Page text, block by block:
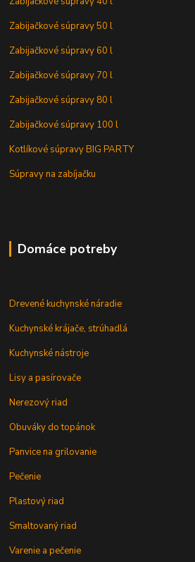
Zabijačkové súpravy 50 l
Zabijačkové súpravy 60 l
Zabijačkové súpravy 70 l
Zabijačkové súpravy 80 l
Zabijačkové súpravy 100 l
Kotlíkové súpravy BIG PARTY
Súpravy na zabíjačku
Domáce potreby
Drevené kuchynské náradie
Kuchynské krájače, strúhadlá
Kuchynské nástroje
Lisy a pasírovače
Nerezový riad
Obuváky do topánok
Panvice na grilovanie
Pečenie
Plastový riad
Smaltovaný riad
Varenie a pečenie